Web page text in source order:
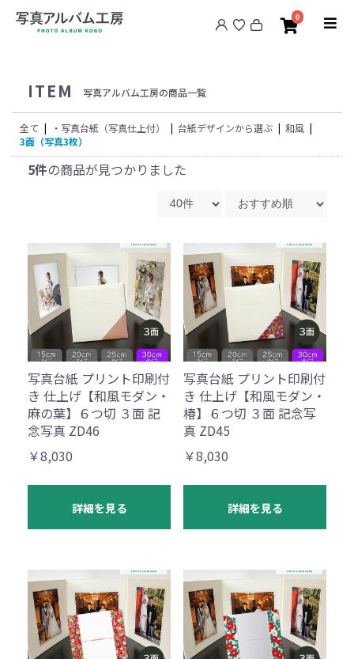
0
ITEM 写真アルバム工房の商品一覧
全て | ・写真台紙（写真仕上付） | 台紙デザインから選ぶ | 和風 |
3面（写真3枚）
5件の商品が見つかりました
写真台紙 プリント印刷付
き 仕上げ【和風モダン・
麻の葉】６つ切 ３面 記
念写真 ZD46
￥8,030
詳細を見る
写真台紙 プリント印刷付
き 仕上げ【和風モダン・
椿】６つ切 ３面 記念写
真 ZD45
￥8,030
詳細を見る